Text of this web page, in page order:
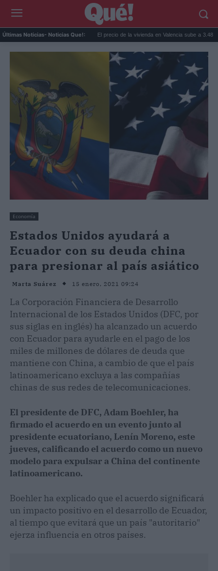
Últimas Noticias- Noticias Que!:
idénticos que a... El precio de la vivienda en Valencia sube a 3.485 ...
Economía
Estados Unidos ayudará a
Ecuador con su deuda china
para presionar al país asiático
Marta Suárez 15 enero, 2021 09:24
La Corporación Financiera de Desarrollo
Internacional de los Estados Unidos (DFC, por
sus siglas en inglés) ha alcanzado un acuerdo
con Ecuador para ayudarle en el pago de los
miles de millones de dólares de deuda que
mantiene con China, a cambio de que el país
latinoamericano excluya a las compañías
chinas de sus redes de telecomunicaciones.
El presidente de DFC, Adam Boehler, ha
firmado el acuerdo en un evento junto al
presidente ecuatoriano, Lenín Moreno, este
jueves, calificando el acuerdo como un nuevo
modelo para expulsar a China del continente
latinoamericano.
Boehler ha explicado que el acuerdo significará
un impacto positivo en el desarrollo de Ecuador,
al tiempo que evitará que un país "autoritario"
ejerza influencia en otros países.